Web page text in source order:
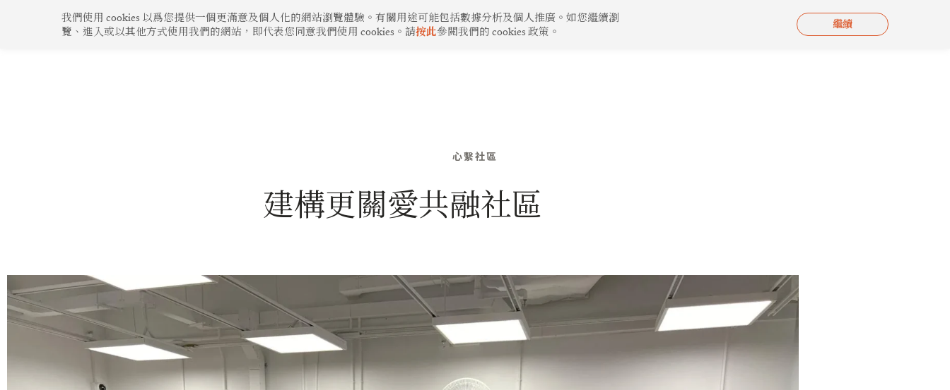
心繫社區 綠色生活 創新構思 影片集 聯絡我們
心繫社區
建構更關愛共融社區
我們使用 cookies 以爲您提供一個更滿意及個人化的網站瀏覽體驗。有關用途可能包括數據分析及個人推廣。如您繼續瀏
覽、進入或以其他方式使用我們的網站，即代表您同意我們使用 cookies。請按此參閲我們的 cookies 政策。
繼續